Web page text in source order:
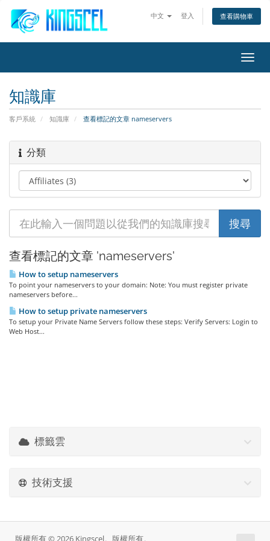
中文 登入 查看購物車
切
換
知識庫
客戶系統 知識庫 查看標記的文章 nameservers
分類
查看標記的文章 'nameservers'
How to setup nameservers
To point your nameservers to your domain: Note: You must register private
nameservers before...
How to setup private nameservers
To setup your Private Name Servers follow these steps: Verify Servers: Login to
Web Host...
標籤雲
技術支援
版權所有 © 2026 Kingscel。版權所有。